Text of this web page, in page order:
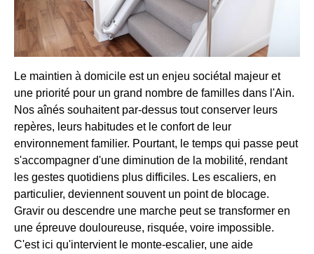
Le maintien à domicile est un enjeu sociétal majeur et
une priorité pour un grand nombre de familles dans l'Ain.
Nos aînés souhaitent par-dessus tout conserver leurs
repères, leurs habitudes et le confort de leur
environnement familier. Pourtant, le temps qui passe peut
s'accompagner d'une diminution de la mobilité, rendant
les gestes quotidiens plus difficiles. Les escaliers, en
particulier, deviennent souvent un point de blocage.
Gravir ou descendre une marche peut se transformer en
une épreuve douloureuse, risquée, voire impossible.
C'est ici qu'intervient le monte-escalier, une aide